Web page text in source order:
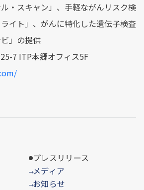
・スキャン」、手軽ながんリスク検
イト」、がんに特化した遺伝子検査
」の提供
7 ITP本郷オフィス5F
プレスリリース
→メディア
→お知らせ